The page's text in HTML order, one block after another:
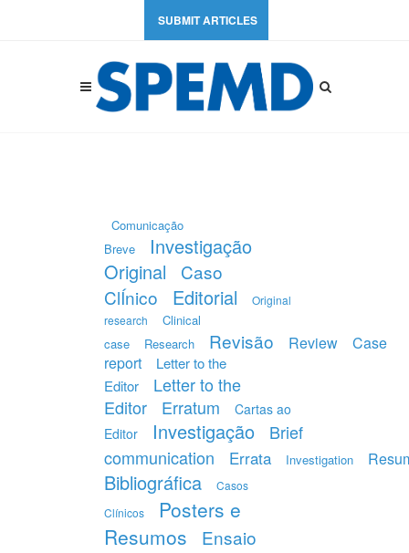
SUBMIT ARTICLES
Comunicação
Breve
Investigação
Original
Caso
ClÍnico
Editorial
Original
research
Clinical
case
Research Revisão Review
Case
report
Letter to the
Editor
Letter to the
Editor
Erratum
Cartas ao
Editor
Investigação
Brief
communication
Errata Investigation
Bibliográfica
Casos
Clínicos
Posters e
Resumos
Ensaio